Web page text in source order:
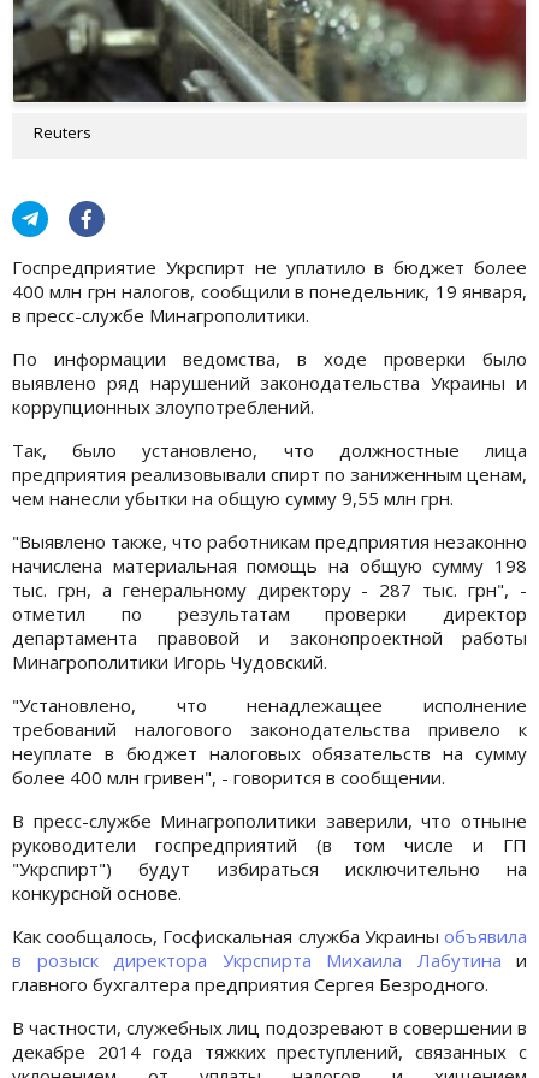
Reuters
Госпредприятие Укрспирт не уплатило в бюджет более
400 млн грн налогов, сообщили в понедельник, 19 января,
в пресс-службе Минагрополитики.
По информации ведомства, в ходе проверки было
выявлено ряд нарушений законодательства Украины и
коррупционных злоупотреблений.
Так, было установлено, что должностные лица
предприятия реализовывали спирт по заниженным ценам,
чем нанесли убытки на общую сумму 9,55 млн грн.
"Выявлено также, что работникам предприятия незаконно
начислена материальная помощь на общую сумму 198
тыс. грн, а генеральному директору - 287 тыс. грн", -
отметил по результатам проверки директор
департамента правовой и законопроектной работы
Минагрополитики Игорь Чудовский.
"Установлено, что ненадлежащее исполнение
требований налогового законодательства привело к
неуплате в бюджет налоговых обязательств на сумму
более 400 млн гривен", - говорится в сообщении.
В пресс-службе Минагрополитики заверили, что отныне
руководители госпредприятий (в том числе и ГП
"Укрспирт") будут избираться исключительно на
конкурсной основе.
Как сообщалось, Госфискальная служба Украины объявила
в розыск
директора Укрспирта Михаила Лабутина и
главного бухгалтера предприятия Сергея Безродного.
В частности, служебных лиц подозревают в совершении в
декабре 2014 года тяжких преступлений, связанных с